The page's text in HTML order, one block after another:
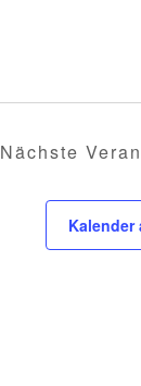
Nächste
Kalender